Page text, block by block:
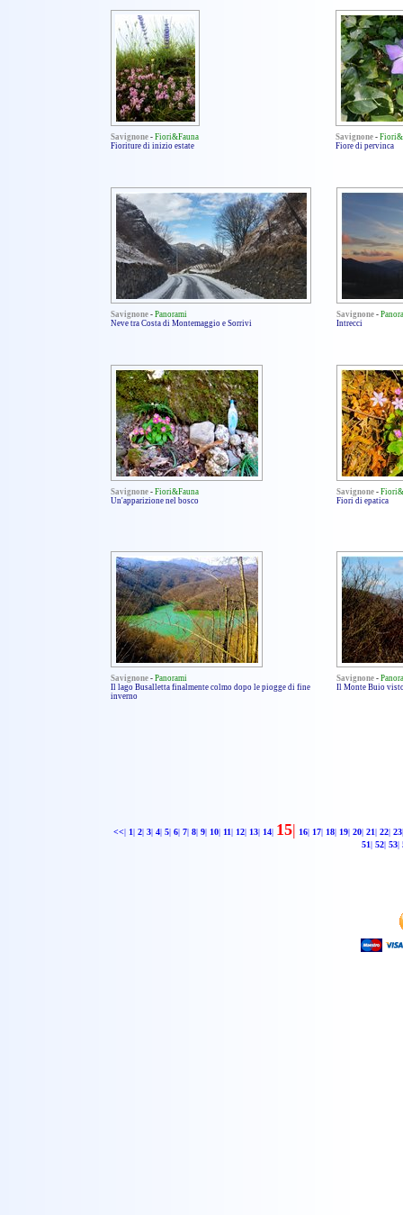
Savignone- Fiori&Fauna
Fioriture di inizio estate
Savignone-
Fiore di pervinca
Savignone- Panorami
Neve tra Costa di Montemaggio e Sorrivi
Savignone-
Intrecci
Savignone- Fiori&Fauna
Un'apparizione nel bosco
Savignone-
Fiori di epatica
Savignone- Panorami
Il lago Busalletta finalmente colmo dopo le piogge di fine
inverno
Savignone-
Il Monte Buio
<<| 1| 2| 3| 4| 5| 6| 7| 8| 9| 10| 11| 12| 13| 14| 15| 16| 17| 18| 19| 20| 21| 22| 23|
51| 52| 53|